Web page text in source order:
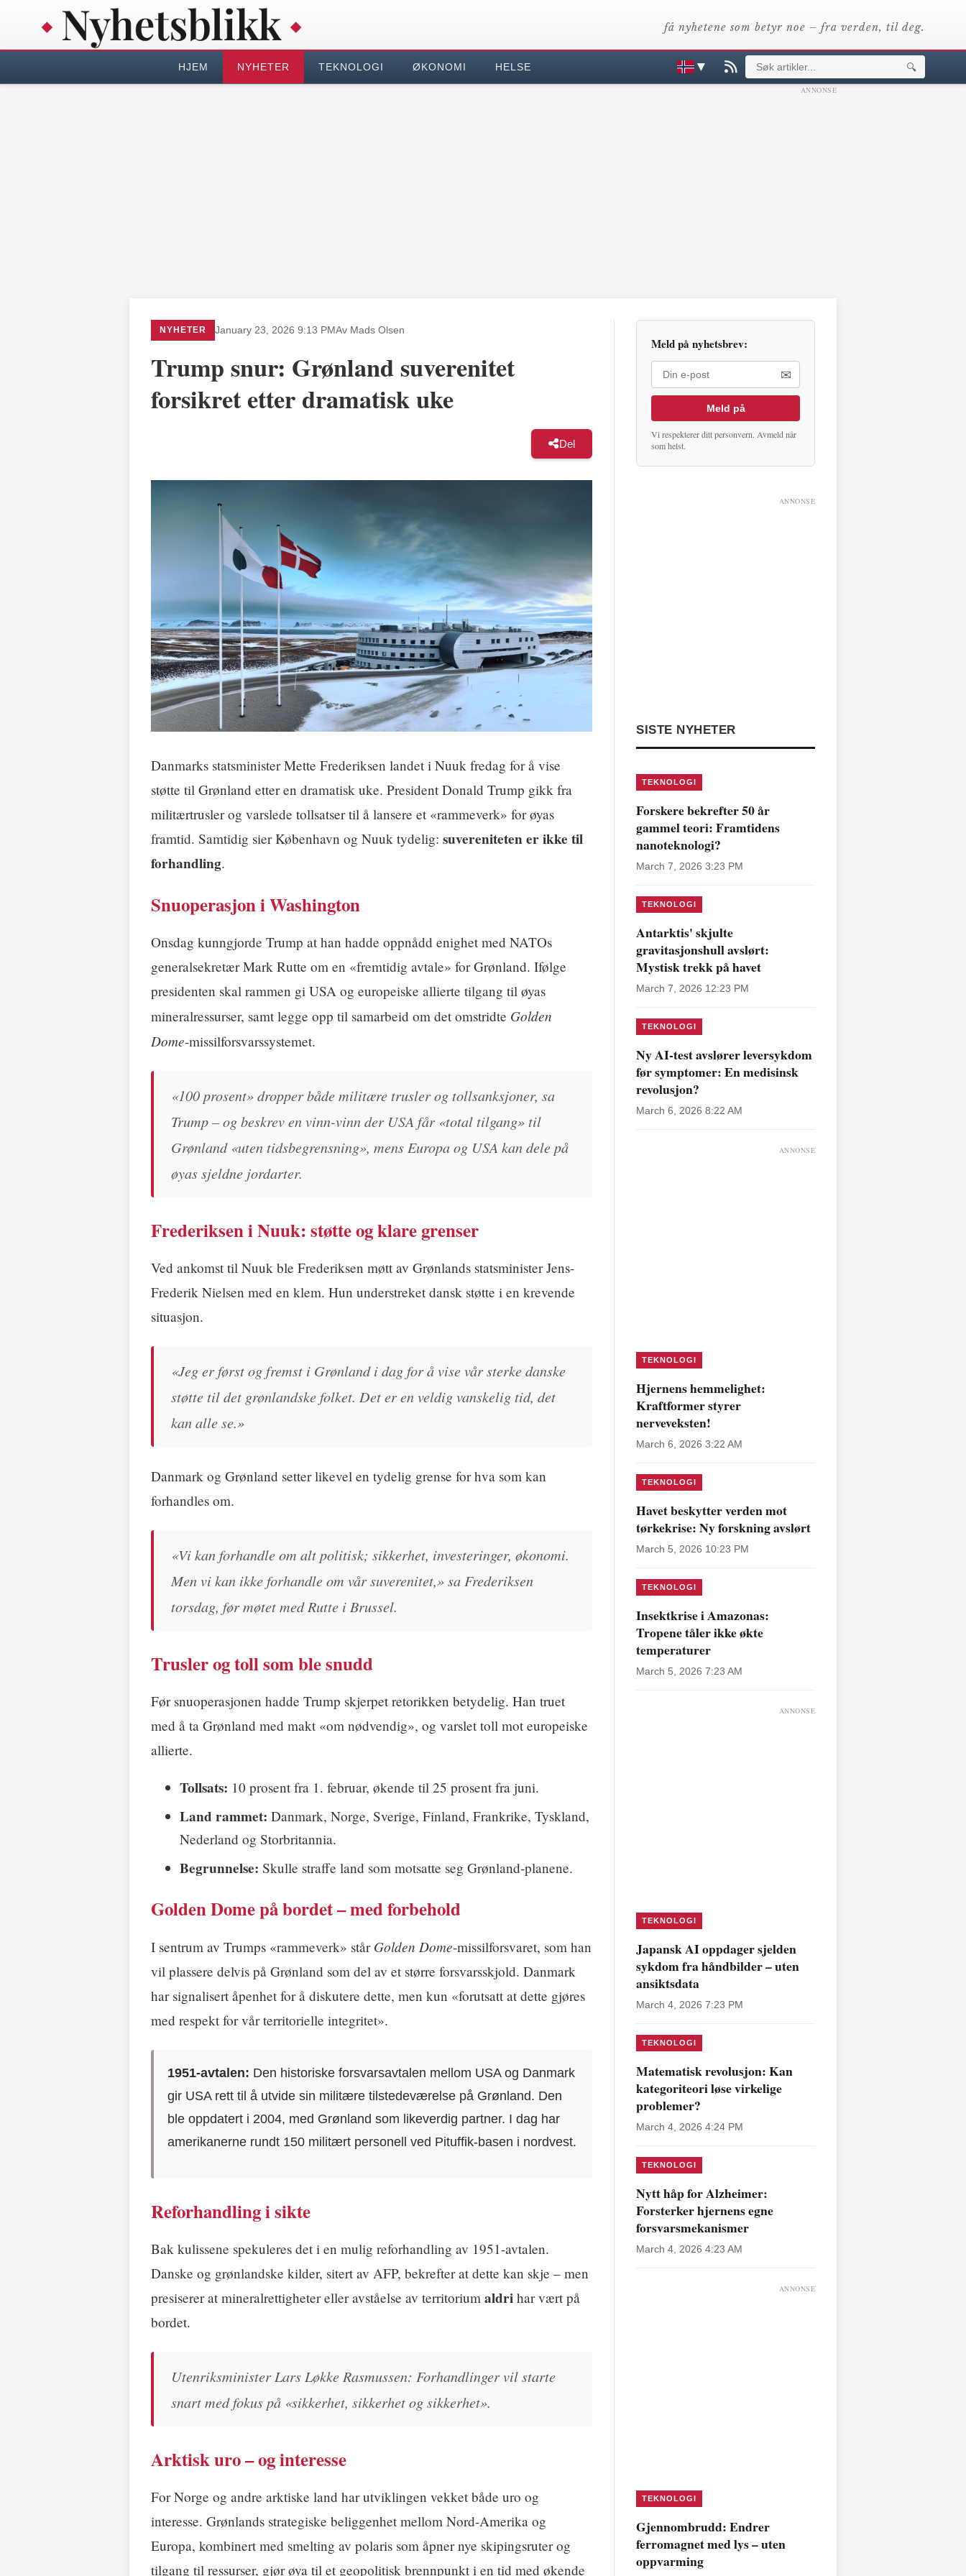
få nyhetene som betyr noe – fra verden, til deg.
HJEM NYHETER TEKNOLOGI ØKONOMI HELSE ▼ 🔍
ANNONSE
NYHETER January 23, 2026 9:13 PMAv Mads Olsen
Trump snur: Grønland suverenitet
forsikret etter dramatisk uke
Del
Danmarks statsminister Mette Frederiksen landet i Nuuk fredag for å vise
støtte til Grønland etter en dramatisk uke. President Donald Trump gikk fra
militærtrusler og varslede tollsatser til å lansere et «rammeverk» for øyas
framtid. Samtidig sier København og Nuuk tydelig: suvereniteten er ikke til
forhandling.
Snuoperasjon i Washington
Onsdag kunngjorde Trump at han hadde oppnådd enighet med NATOs
generalsekretær Mark Rutte om en «fremtidig avtale» for Grønland. Ifølge
presidenten skal rammen gi USA og europeiske allierte tilgang til øyas
mineralressurser, samt legge opp til samarbeid om det omstridte Golden
Dome-missilforsvarssystemet.
«100 prosent» dropper både militære trusler og tollsanksjoner, sa
Trump – og beskrev en vinn-vinn der USA får «total tilgang» til
Grønland «uten tidsbegrensning», mens Europa og USA kan dele på
øyas sjeldne jordarter.
Frederiksen i Nuuk: støtte og klare grenser
Ved ankomst til Nuuk ble Frederiksen møtt av Grønlands statsminister Jens-
Frederik Nielsen med en klem. Hun understreket dansk støtte i en krevende
situasjon.
«Jeg er først og fremst i Grønland i dag for å vise vår sterke danske
støtte til det grønlandske folket. Det er en veldig vanskelig tid, det
kan alle se.»
Danmark og Grønland setter likevel en tydelig grense for hva som kan
forhandles om.
«Vi kan forhandle om alt politisk; sikkerhet, investeringer, økonomi.
Men vi kan ikke forhandle om vår suverenitet,» sa Frederiksen
torsdag, før møtet med Rutte i Brussel.
Trusler og toll som ble snudd
Før snuoperasjonen hadde Trump skjerpet retorikken betydelig. Han truet
med å ta Grønland med makt «om nødvendig», og varslet toll mot europeiske
allierte.
Tollsats: 10 prosent fra 1. februar, økende til 25 prosent fra juni.
Land rammet: Danmark, Norge, Sverige, Finland, Frankrike, Tyskland,
Nederland og Storbritannia.
Begrunnelse: Skulle straffe land som motsatte seg Grønland-planene.
Golden Dome på bordet – med forbehold
I sentrum av Trumps «rammeverk» står Golden Dome-missilforsvaret, som han
vil plassere delvis på Grønland som del av et større forsvarsskjold. Danmark
har signalisert åpenhet for å diskutere dette, men kun «forutsatt at dette gjøres
med respekt for vår territorielle integritet».
1951-avtalen: Den historiske forsvarsavtalen mellom USA og Danmark
gir USA rett til å utvide sin militære tilstedeværelse på Grønland. Den
ble oppdatert i 2004, med Grønland som likeverdig partner. I dag har
amerikanerne rundt 150 militært personell ved Pituffik-basen i nordvest.
Reforhandling i sikte
Bak kulissene spekuleres det i en mulig reforhandling av 1951-avtalen.
Danske og grønlandske kilder, sitert av AFP, bekrefter at dette kan skje – men
presiserer at mineralrettigheter eller avståelse av territorium aldri har vært på
bordet.
Utenriksminister Lars Løkke Rasmussen: Forhandlinger vil starte
snart med fokus på «sikkerhet, sikkerhet og sikkerhet».
Arktisk uro – og interesse
For Norge og andre arktiske land har utviklingen vekket både uro og
interesse. Grønlands strategiske beliggenhet mellom Nord-Amerika og
Europa, kombinert med smelting av polaris som åpner nye skipingsruter og
tilgang til ressurser, gjør øya til et geopolitisk brennpunkt i en tid med økende
Meld på nyhetsbrev:
✉
Meld på
Vi respekterer ditt personvern. Avmeld når
som helst.
ANNONSE
SISTE NYHETER
TEKNOLOGI
Forskere bekrefter 50 år
gammel teori: Framtidens
nanoteknologi?
March 7, 2026 3:23 PM
TEKNOLOGI
Antarktis' skjulte
gravitasjonshull avslørt:
Mystisk trekk på havet
March 7, 2026 12:23 PM
TEKNOLOGI
Ny AI-test avslører leversykdom
før symptomer: En medisinsk
revolusjon?
March 6, 2026 8:22 AM
ANNONSE
TEKNOLOGI
Hjernens hemmelighet:
Kraftformer styrer
nerveveksten!
March 6, 2026 3:22 AM
TEKNOLOGI
Havet beskytter verden mot
tørkekrise: Ny forskning avslørt
March 5, 2026 10:23 PM
TEKNOLOGI
Insektkrise i Amazonas:
Tropene tåler ikke økte
temperaturer
March 5, 2026 7:23 AM
ANNONSE
TEKNOLOGI
Japansk AI oppdager sjelden
sykdom fra håndbilder – uten
ansiktsdata
March 4, 2026 7:23 PM
TEKNOLOGI
Matematisk revolusjon: Kan
kategoriteori løse virkelige
problemer?
March 4, 2026 4:24 PM
TEKNOLOGI
Nytt håp for Alzheimer:
Forsterker hjernens egne
forsvarsmekanismer
March 4, 2026 4:23 AM
ANNONSE
TEKNOLOGI
Gjennombrudd: Endrer
ferromagnet med lys – uten
oppvarming